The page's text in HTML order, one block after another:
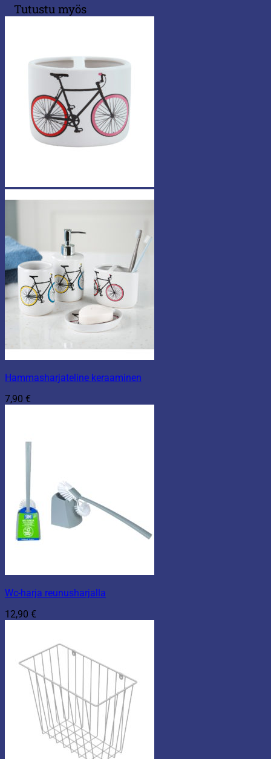
Tutustu myös
Hammasharjateline keraaminen
7,90 €
Wc-harja reunusharjalla
12,90 €